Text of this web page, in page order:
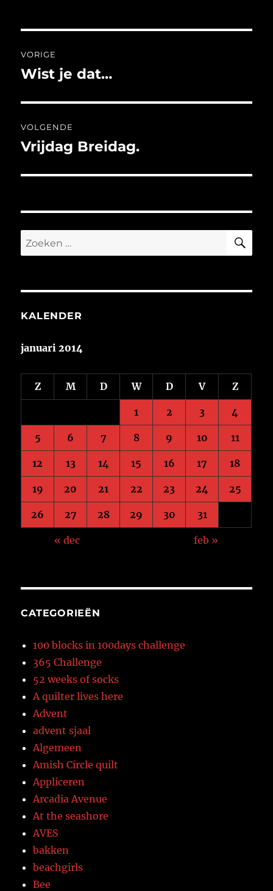
navigatie
VORIGE
Vorig
Wist je dat…
VOLGENDE
Volgend
Vrijdag Breidag.
Zoeken
naar:
KALENDER
januari 2014
Z M D W D V Z
1 2 3 4
5 6 7 8 9 10 11
12 13 14 15 16 17 18
19 20 21 22 23 24 25
26 27 28 29 30 31
« dec feb »
CATEGORIEËN
100 blocks in 100days challenge
365 Challenge
52 weeks of socks
A quilter lives here
Advent
advent sjaal
Algemeen
Amish Circle quilt
Appliceren
Arcadia Avenue
At the seashore
AVES
bakken
beachgirls
Bee